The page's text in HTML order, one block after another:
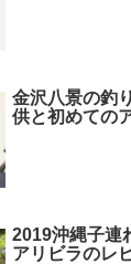
金沢八景の釣
供と初めての
2019沖縄子連
アリビラのレ